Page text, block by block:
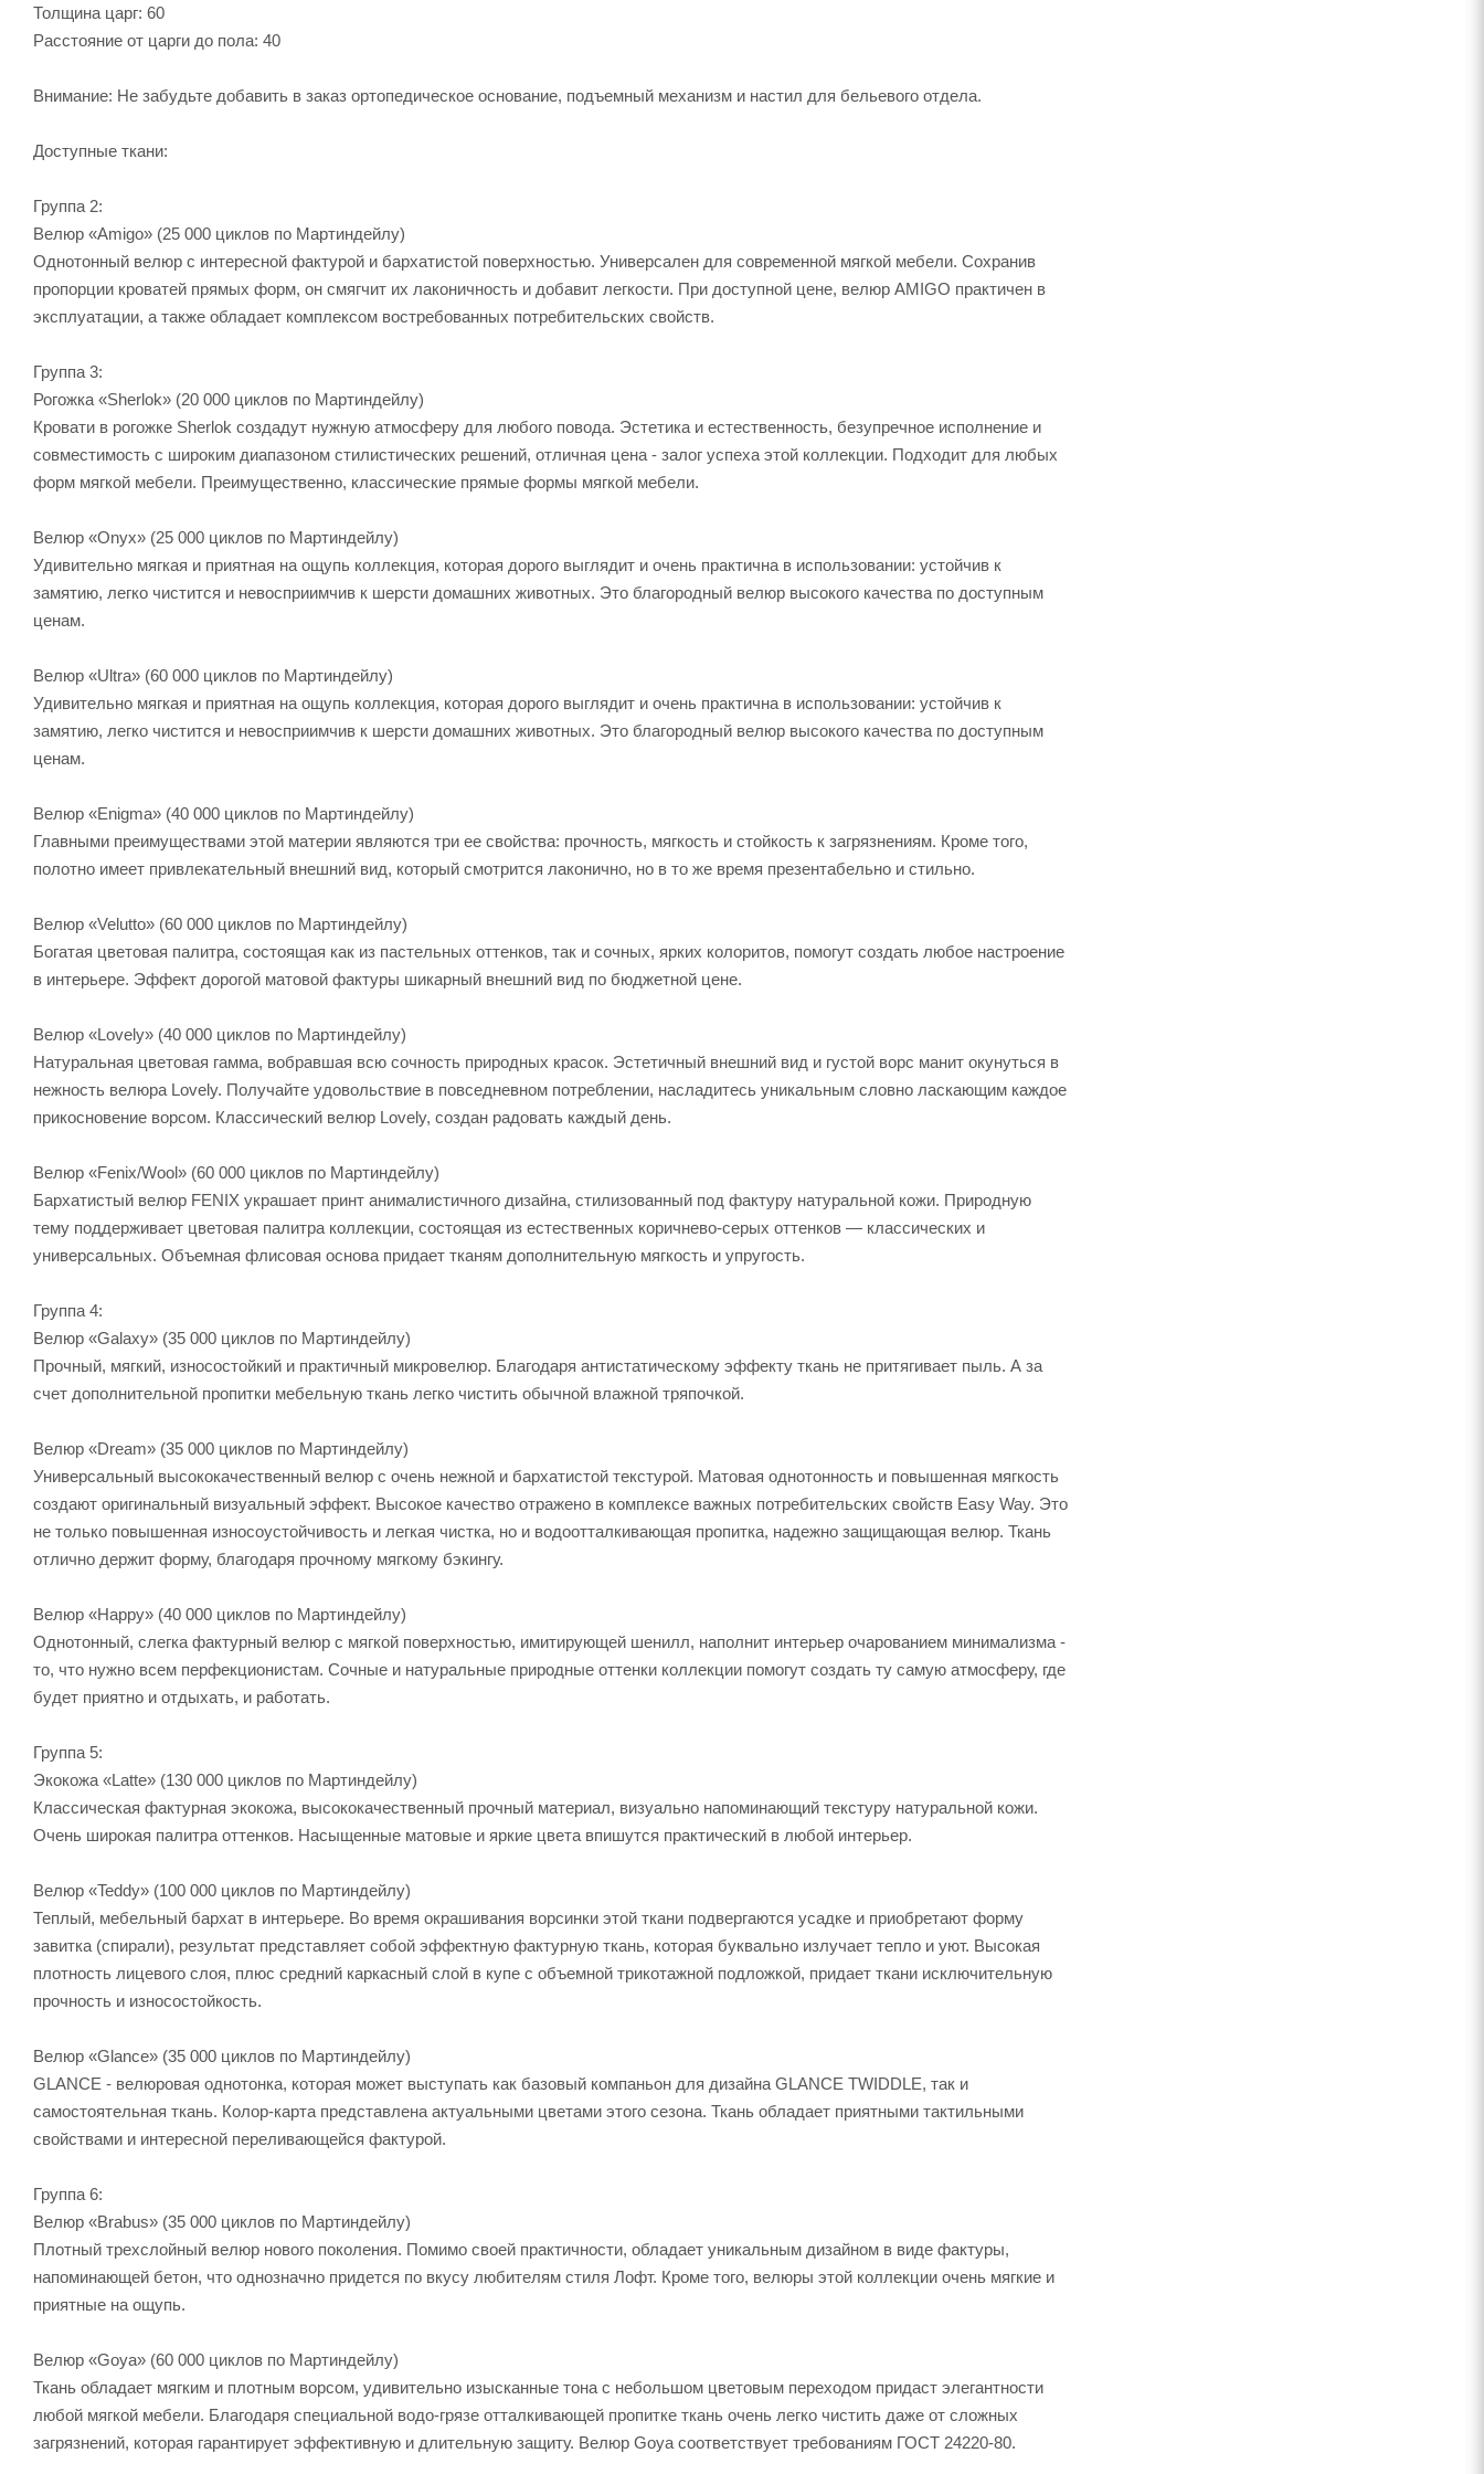
Толщина царг: 60
Расстояние от царги до пола: 40
Внимание: Не забудьте добавить в заказ ортопедическое основание, подъемный механизм и настил для бельевого отдела.
Доступные ткани:
Группа 2:
Велюр «Amigo» (25 000 циклов по Мартиндейлу)
Однотонный велюр с интересной фактурой и бархатистой поверхностью. Универсален для современной мягкой мебели. Сохранив
пропорции кроватей прямых форм, он смягчит их лаконичность и добавит легкости. При доступной цене, велюр AMIGO практичен в
эксплуатации, а также обладает комплексом востребованных потребительских свойств.
Группа 3:
Рогожка «Sherlok» (20 000 циклов по Мартиндейлу)
Кровати в рогожке Sherlok создадут нужную атмосферу для любого повода. Эстетика и естественность, безупречное исполнение и
совместимость с широким диапазоном стилистических решений, отличная цена - залог успеха этой коллекции. Подходит для любых
форм мягкой мебели. Преимущественно, классические прямые формы мягкой мебели.
Велюр «Onyx» (25 000 циклов по Мартиндейлу)
Удивительно мягкая и приятная на ощупь коллекция, которая дорого выглядит и очень практична в использовании: устойчив к
замятию, легко чистится и невосприимчив к шерсти домашних животных. Это благородный велюр высокого качества по доступным
ценам.
Велюр «Ultra» (60 000 циклов по Мартиндейлу)
Удивительно мягкая и приятная на ощупь коллекция, которая дорого выглядит и очень практична в использовании: устойчив к
замятию, легко чистится и невосприимчив к шерсти домашних животных. Это благородный велюр высокого качества по доступным
ценам.
Велюр «Enigma» (40 000 циклов по Мартиндейлу)
Главными преимуществами этой материи являются три ее свойства: прочность, мягкость и стойкость к загрязнениям. Кроме того,
полотно имеет привлекательный внешний вид, который смотрится лаконично, но в то же время презентабельно и стильно.
Велюр «Velutto» (60 000 циклов по Мартиндейлу)
Богатая цветовая палитра, состоящая как из пастельных оттенков, так и сочных, ярких колоритов, помогут создать любое настроение
в интерьере. Эффект дорогой матовой фактуры шикарный внешний вид по бюджетной цене.
Велюр «Lovely» (40 000 циклов по Мартиндейлу)
Натуральная цветовая гамма, вобравшая всю сочность природных красок. Эстетичный внешний вид и густой ворс манит окунуться в
нежность велюра Lovely. Получайте удовольствие в повседневном потреблении, насладитесь уникальным словно ласкающим каждое
прикосновение ворсом. Классический велюр Lovely, создан радовать каждый день.
Велюр «Fenix/Wool» (60 000 циклов по Мартиндейлу)
Бархатистый велюр FENIX украшает принт анималистичного дизайна, стилизованный под фактуру натуральной кожи. Природную
тему поддерживает цветовая палитра коллекции, состоящая из естественных коричнево-серых оттенков — классических и
универсальных. Объемная флисовая основа придает тканям дополнительную мягкость и упругость.
Группа 4:
Велюр «Galaxy» (35 000 циклов по Мартиндейлу)
Прочный, мягкий, износостойкий и практичный микровелюр. Благодаря антистатическому эффекту ткань не притягивает пыль. А за
счет дополнительной пропитки мебельную ткань легко чистить обычной влажной тряпочкой.
Велюр «Dream» (35 000 циклов по Мартиндейлу)
Универсальный высококачественный велюр с очень нежной и бархатистой текстурой. Матовая однотонность и повышенная мягкость
создают оригинальный визуальный эффект. Высокое качество отражено в комплексе важных потребительских свойств Easy Way. Это
не только повышенная износоустойчивость и легкая чистка, но и водоотталкивающая пропитка, надежно защищающая велюр. Ткань
отлично держит форму, благодаря прочному мягкому бэкингу.
Велюр «Happy» (40 000 циклов по Мартиндейлу)
Однотонный, слегка фактурный велюр с мягкой поверхностью, имитирующей шенилл, наполнит интерьер очарованием минимализма -
то, что нужно всем перфекционистам. Сочные и натуральные природные оттенки коллекции помогут создать ту самую атмосферу, где
будет приятно и отдыхать, и работать.
Группа 5:
Экокожа «Latte» (130 000 циклов по Мартиндейлу)
Классическая фактурная экокожа, высококачественный прочный материал, визуально напоминающий текстуру натуральной кожи.
Очень широкая палитра оттенков. Насыщенные матовые и яркие цвета впишутся практический в любой интерьер.
Велюр «Teddy» (100 000 циклов по Мартиндейлу)
Теплый, мебельный бархат в интерьере. Во время окрашивания ворсинки этой ткани подвергаются усадке и приобретают форму
завитка (спирали), результат представляет собой эффектную фактурную ткань, которая буквально излучает тепло и уют. Высокая
плотность лицевого слоя, плюс средний каркасный слой в купе с объемной трикотажной подложкой, придает ткани исключительную
прочность и износостойкость.
Велюр «Glance» (35 000 циклов по Мартиндейлу)
GLANCE - велюровая однотонка, которая может выступать как базовый компаньон для дизайна GLANCE TWIDDLE, так и
самостоятельная ткань. Колор-карта представлена актуальными цветами этого сезона. Ткань обладает приятными тактильными
свойствами и интересной переливающейся фактурой.
Группа 6:
Велюр «Brabus» (35 000 циклов по Мартиндейлу)
Плотный трехслойный велюр нового поколения. Помимо своей практичности, обладает уникальным дизайном в виде фактуры,
напоминающей бетон, что однозначно придется по вкусу любителям стиля Лофт. Кроме того, велюры этой коллекции очень мягкие и
приятные на ощупь.
Велюр «Goya» (60 000 циклов по Мартиндейлу)
Ткань обладает мягким и плотным ворсом, удивительно изысканные тона с небольшом цветовым переходом придаст элегантности
любой мягкой мебели. Благодаря специальной водо-грязе отталкивающей пропитке ткань очень легко чистить даже от сложных
загрязнений, которая гарантирует эффективную и длительную защиту. Велюр Goya соответствует требованиям ГОСТ 24220-80.